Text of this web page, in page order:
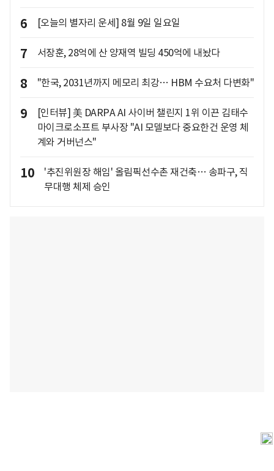
6 [오늘의 별자리 운세] 8월 9일 일요일
7 서장훈, 28억에 산 양재역 빌딩 450억에 내놨다
8 "한국, 2031년까지 메모리 최강… HBM 수요처 다변화"
9
[인터뷰] 美 DARPA AI 사이버 챌린지 1위 이끈 김태수
마이크로소프트 부사장 "AI 모델보다 중요한건 운영 체
계와 거버넌스"
10
'추진위원장 해임' 올림픽선수촌 재건축… 송파구, 직
무대행 체제 승인